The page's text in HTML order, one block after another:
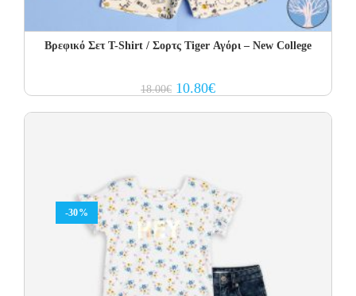
Βρεφικό Σετ Τ-Shirt / Σορτς Tiger Αγόρι – New College
18.00€ Original
price
10.80€Current
price
-30%